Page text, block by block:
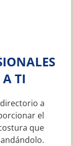
A TI
a
el
que